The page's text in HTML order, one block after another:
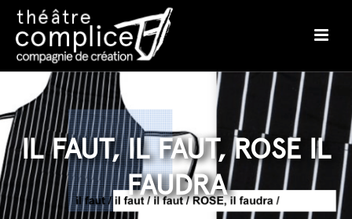
IL FAUT, IL FAUT, ROSE IL
FAUDRA